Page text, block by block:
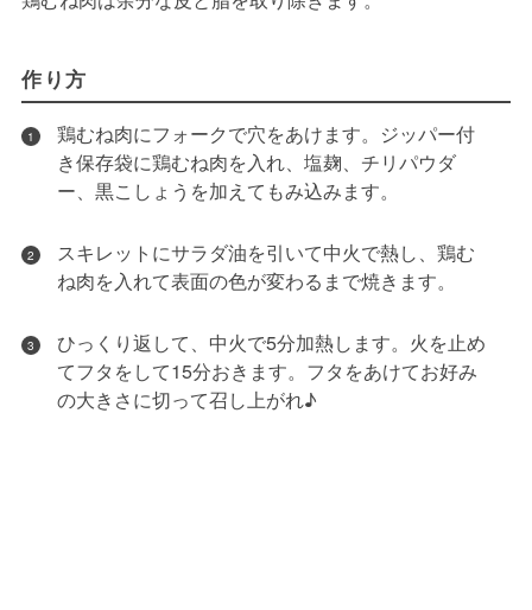
作り方
1
鶏むね肉にフォークで穴をあけます。ジッパー付
き保存袋に鶏むね肉を入れ、塩麹、チリパウダ
ー、黒こしょうを加えてもみ込みます。
2
スキレットにサラダ油を引いて中火で熱し、鶏む
ね肉を入れて表面の色が変わるまで焼きます。
3
ひっくり返して、中火で5分加熱します。火を止め
てフタをして15分おきます。フタをあけてお好み
の大きさに切って召し上がれ♪